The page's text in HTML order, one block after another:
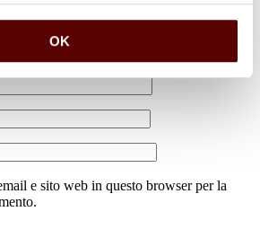
OK
sarà pubblicato.
e sito web in questo browser per la